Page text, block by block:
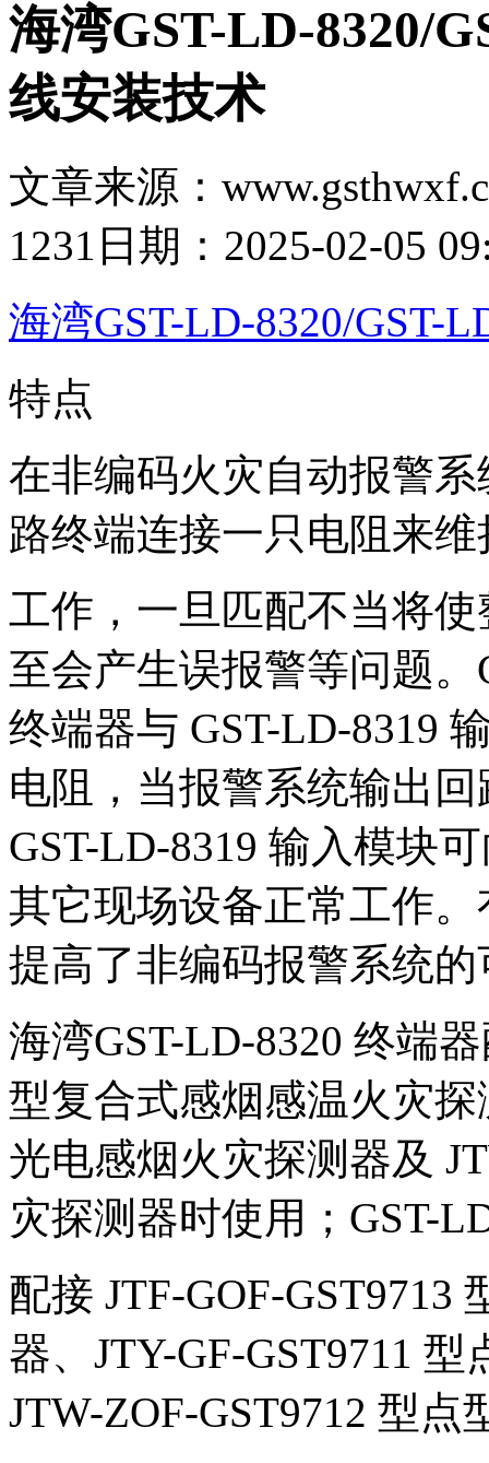
海湾GST-LD-8320/
线安装技术
文章来源：
1231 日期：2025-02-05
海湾GST-LD-8320/GST-
特点
在非编码火灾自动报警
路终端连接一只电阻来
工作，一旦匹配不当将
至会产生误报警等问题
终端器与 GST-LD-8319
电阻，当报警系统输出
GST-LD-8319 输入模块
其它现场设备正常工作
提高了非编码报警系统
海湾GST-LD-8320 终端
型复合式感烟感温火灾探
光电感烟火灾探测器及
灾探测器时使用；GST-
配接 JTF-GOF-
器、JTY-GF-GST9711
JTW-ZOF-GST9712 型